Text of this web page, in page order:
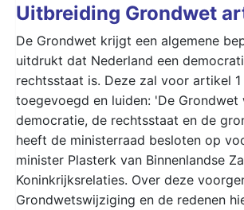
Uitbreiding Grondwet
De Grondwet krijgt een algemene
uitdrukt dat Nederland een
rechtsstaat is. Deze zal voor artikel
toegevoegd en luiden: 'De
democratie, de rechtsstaat en de
heeft de ministerraad besloten op
minister Plasterk van Binnenlandse
Koninkrijksrelaties. Over deze
Grondwetswijziging en de redenen